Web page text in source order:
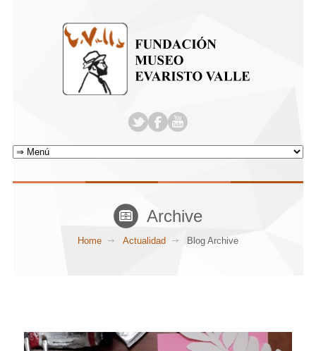
Archive
Home Actualidad Blog Archive